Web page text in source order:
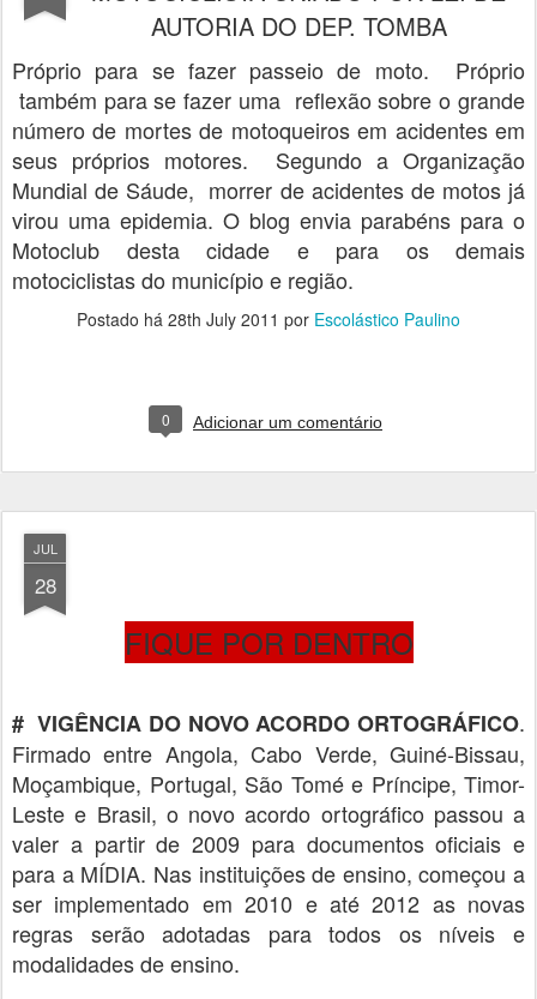
AUTORIA DO DEP. TOMBA
Próprio para se fazer passeio de moto. Próprio
também para se fazer uma reflexão sobre o grande
número de mortes de motoqueiros em acidentes em
seus próprios motores. Segundo a Organização
Mundial de Sáude, morrer de acidentes de motos já
virou uma epidemia. O blog envia parabéns para o
Motoclub desta cidade e para os demais
motociclistas do município e região.
Postado há 28th July 2011 por Escolástico Paulino
0 Adicionar um comentário
JUL
28
FIQUE POR DENTRO
# VIGÊNCIA DO NOVO ACORDO ORTOGRÁFICO.
Firmado entre Angola, Cabo Verde, Guiné-Bissau,
Moçambique, Portugal, São Tomé e Príncipe, Timor-
Leste e Brasil, o novo acordo ortográfico passou a
valer a partir de 2009 para documentos oficiais e
para a MÍDIA. Nas instituições de ensino, começou a
ser implementado em 2010 e até 2012 as novas
regras serão adotadas para todos os níveis e
modalidades de ensino.